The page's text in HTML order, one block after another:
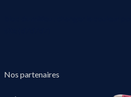
Nos partenaires